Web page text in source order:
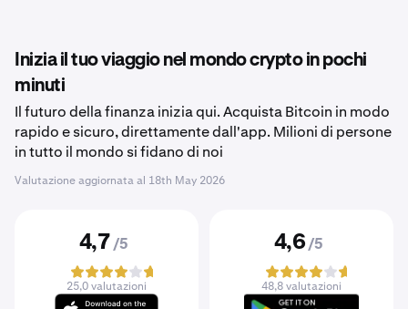
Inizia il tuo viaggio nel mondo crypto in pochi
minuti
Il futuro della finanza inizia qui. Acquista Bitcoin in modo
rapido e sicuro, direttamente dall'app. Milioni di persone
in tutto il mondo si fidano di noi
Valutazione aggiornata al 18th May 2026
4,7 /5
25,0 valutazioni
4,6 /5
48,8 valutazioni